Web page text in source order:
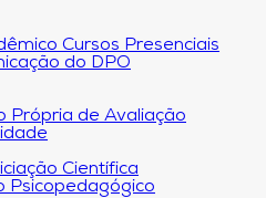
Cursos Presenciais
do DPO
Própria de Avaliação
Científica
Psicopedagógico